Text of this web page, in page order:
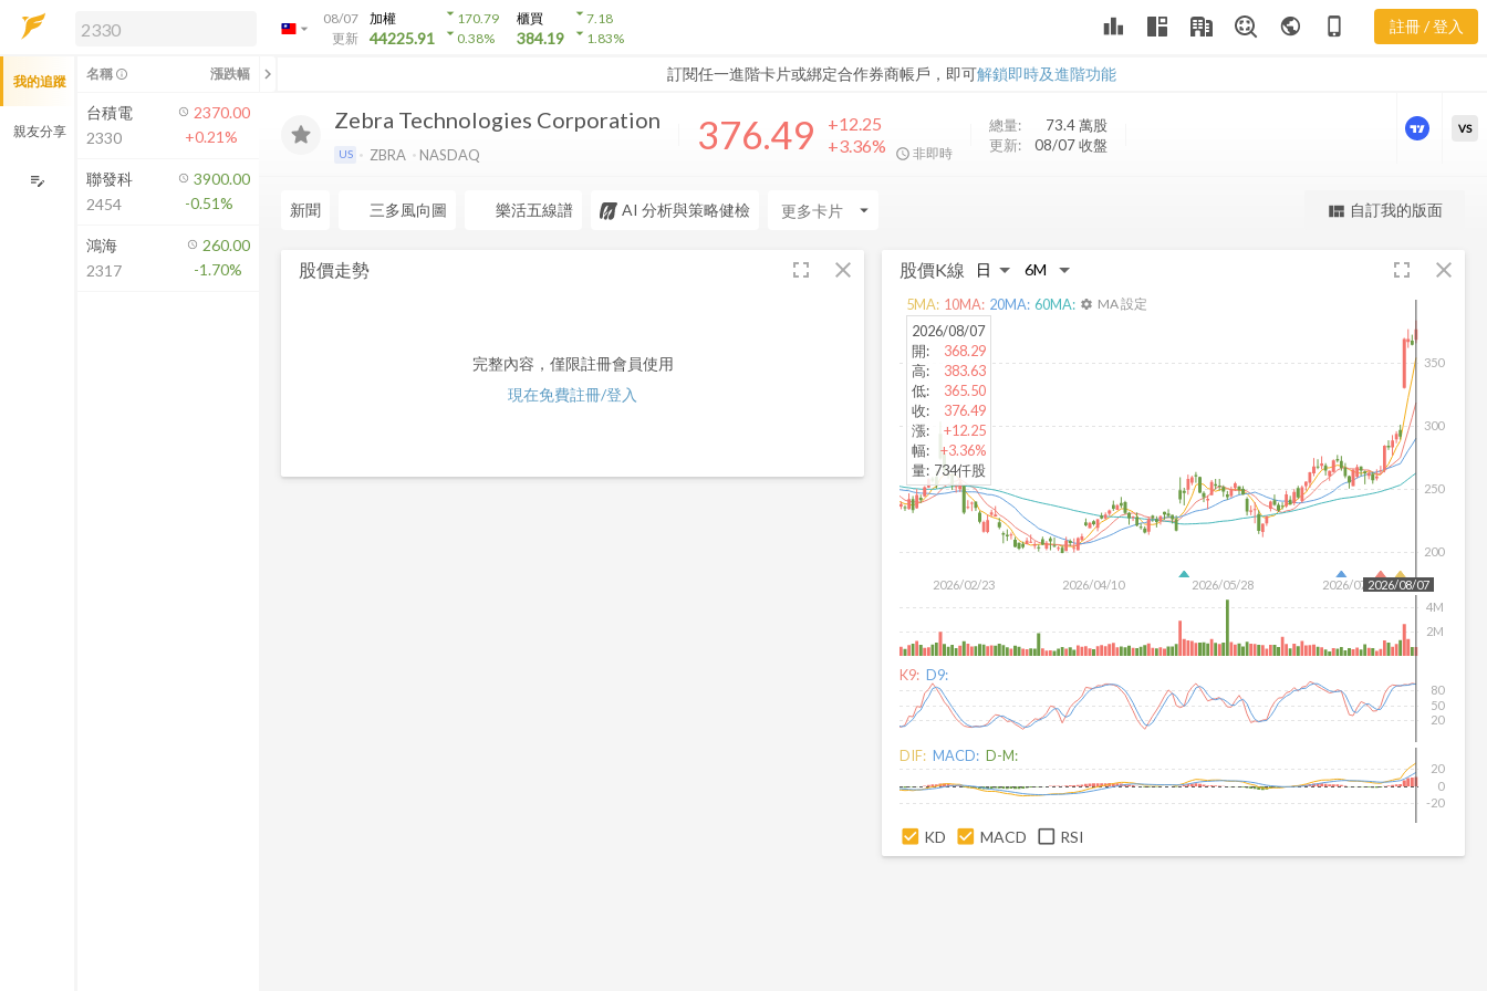
arrow_drop_down
08/07
更新
加權
44225.91
arrow_drop_down170.79
arrow_drop_down0.38%
櫃買
384.19
arrow_drop_down7.18
arrow_drop_down1.83% leaderboard public phone_iphone 註冊 / 登入
訂閱任一進階卡片或綁定合作券商帳戶，即可解鎖即時及進階功能
解鎖即時行情及進階功能
方案」，即可解鎖以下功能：
即時行情
即時市況與排行
成交金額熱力圖
前往方案訂閱
如何綁定合作券商
勢
Zebra Technologies Corporation
US ZBRA NASDAQ 376.49
+12.25
+3.36%
非即時
總量: 73.4 萬股
更新:
08/07 收盤
更強大的進階價量圖表
VS
新聞 三多風向圖 樂活五線譜 AI 分析與策略健檢 arrow_drop_down view_quilt 自訂我的版面
股價走勢 fullscreen close
完整內容，僅限註冊會員使用
現在免費註冊/登入
股價K線 fullscreen close
2026/02/23 2026/04/10 2026/05/28 2026/07/16
200
250
300
350
2026/08/07
2M
4M
2026/08/07
開:
368.29
高:
383.63
低:
365.50
收:
376.49
漲:
+12.25
幅:
+3.36%
量: 734仟股
5MA: 10MA: 20MA: 60MA: settings MA 設定
K9: D9:
20
50
80
DIF: MACD: D-M:
-20
0
20
KD MACD RSI
我的追蹤
親友分享
edit_note
名稱 info_outline 漲跌幅 chevron_left
台積電
2330
2370.00
+0.21%
聯發科
2454
3900.00
-0.51%
鴻海
2317
260.00
-1.70%